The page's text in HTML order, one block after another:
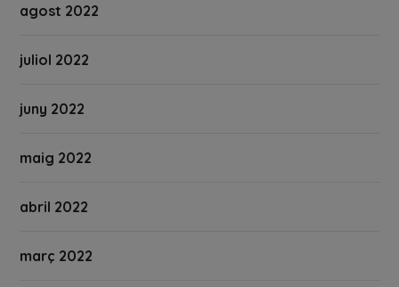
agost 2022
juliol 2022
juny 2022
maig 2022
abril 2022
març 2022